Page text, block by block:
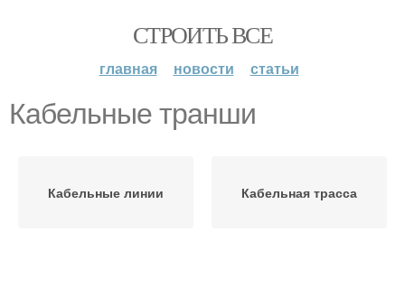
СТРОИТЬ ВСЕ
главная новости статьи
Кабельные транши
Кабельные линии Кабельная трасса